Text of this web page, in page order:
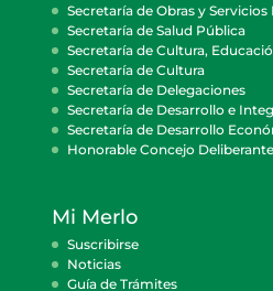
Secretaría de Obras y
Secretaría de Salud Pública
Secretaría de Cultura,
Secretaría de Cultura
Secretaría de Delegaciones
Secretaría de Desarrollo e
Secretaría de Desarrollo
Honorable Concejo Deliberante
Mi Merlo
Suscribirse
Noticias
Guía de Trámites